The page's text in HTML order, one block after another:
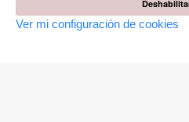
Ver mi configuración de cookies
Condiciones